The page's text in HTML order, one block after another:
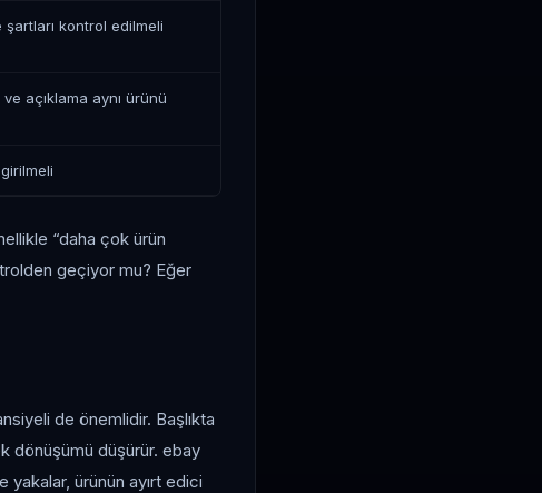
kontrol edilmeli
açıklama aynı ürünü
“daha çok ürün
geçiyor mu? Eğer
de önemlidir. Başlıkta
dönüşümü düşürür. ebay
yakalar, ürünün ayırt edici